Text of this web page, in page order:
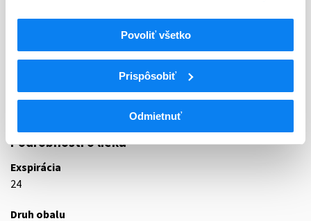
Povoliť všetko
Prispôsobiť
Odmietnuť
ATC
KRV A KRVOTVORNÉ ORGÁNY
B05
NÁHRADY KRVI A PERFÚZNE ROZTOKY
INTRAVENÓZNE ROZTOKY
B05BA01
Aminokyseliny
Podrobnosti o lieku
Exspirácia
24
Druh obalu